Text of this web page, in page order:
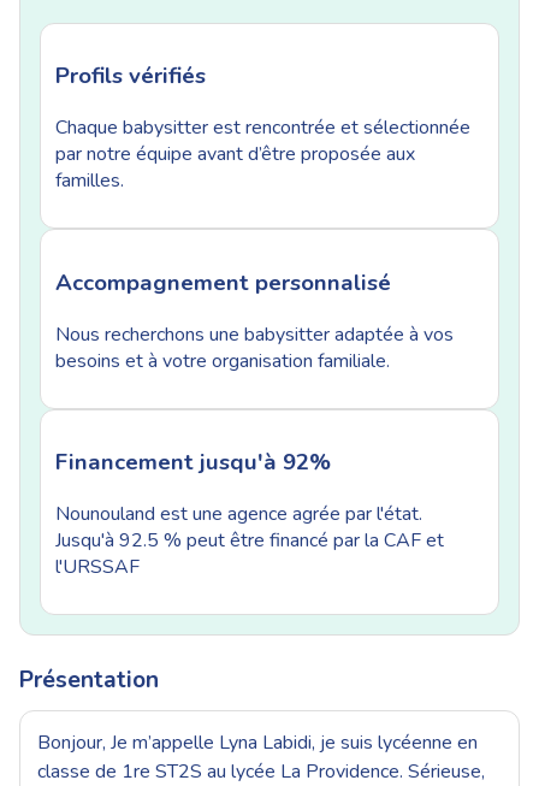
Profils vérifiés
Chaque babysitter est rencontrée et sélectionnée
par notre équipe avant d’être proposée aux
familles.
Accompagnement personnalisé
Nous recherchons une babysitter adaptée à vos
besoins et à votre organisation familiale.
Financement jusqu'à 92%
Nounouland est une agence agrée par l'état.
Jusqu'à 92.5 % peut être financé par la CAF et
l'URSSAF
Présentation
Bonjour, Je m’appelle Lyna Labidi, je suis lycéenne en
classe de 1re ST2S au lycée La Providence. Sérieuse,